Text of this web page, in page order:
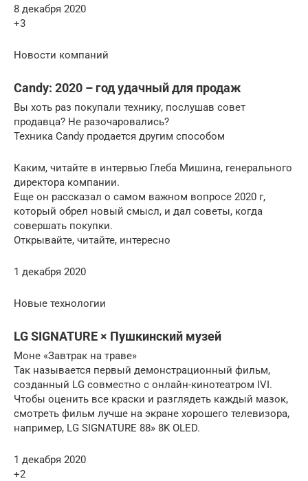
8 декабря 2020
+3
Новости компаний
Candy: 2020 – год удачный для продаж
Вы хоть раз покупали технику, послушав совет
продавца? Не разочаровались?
Техника Candy продается другим способом
Каким, читайте в интервью Глеба Мишина, генерального
директора компании.
Еще он рассказал о самом важном вопросе 2020 г,
который обрел новый смысл, и дал советы, когда
совершать покупки.
Открывайте, читайте, интересно
1 декабря 2020
Новые технологии
LG SIGNATURE × Пушкинский музей
Моне «Завтрак на траве»
Так называется первый демонстрационный фильм,
созданный LG совместно с онлайн-кинотеатром IVI.
Чтобы оценить все краски и разглядеть каждый мазок,
смотреть фильм лучше на экране хорошего телевизора,
например, LG SIGNATURE 88» 8K OLED.
1 декабря 2020
+2